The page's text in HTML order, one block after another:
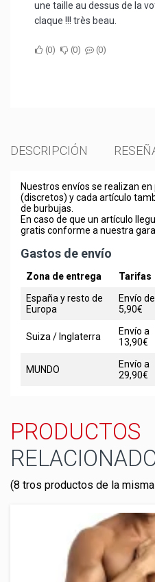
une taille au dessus de la
claque !!! très beau.
0 0 0
DESCRIPCIÓN
Nuestros envíos se realizan
(discretos) y cada artículo
de burbujas.
En caso de que un artículo
gratis conforme a nuestra
Gastos de envío
Zona de entrega Tarifas
España y resto de
Europa
Envío
5,90€
Suiza / Inglaterra
Envío a
13,90€
MUNDO
Envío a
29,90€
PRODUCTOS
(8 tros productos de la